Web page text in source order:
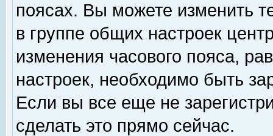
поясах. Вы можете изменить
в группе общих настроек
изменения часового пояса,
настроек, необходимо быть
Если вы все еще не
сделать это прямо сейчас.